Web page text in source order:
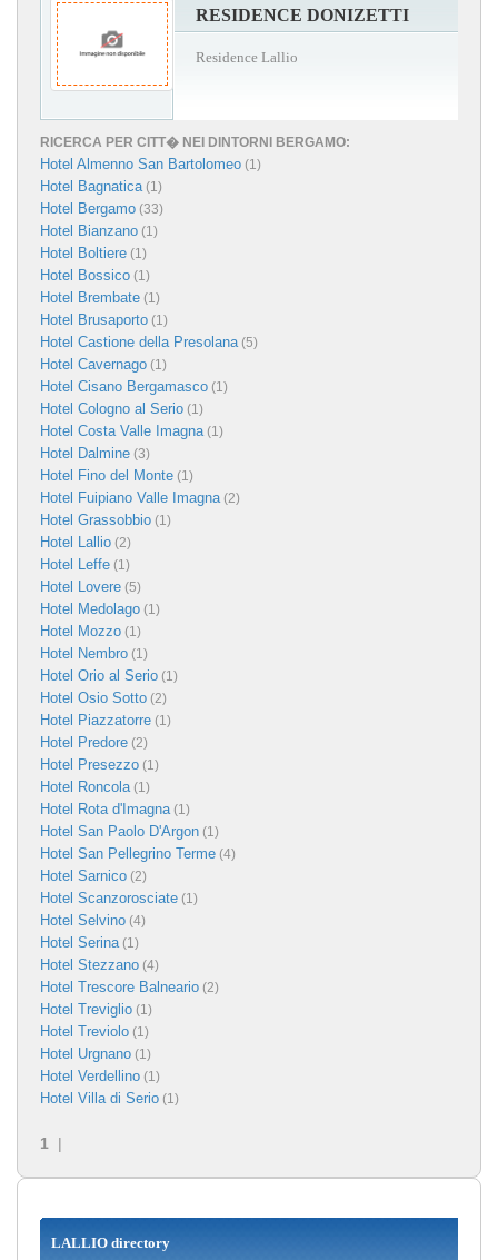
RESIDENCE DONIZETTI
Residence Lallio
RICERCA PER CITT� NEI DINTORNI BERGAMO:
Hotel Almenno San Bartolomeo (1)
Hotel Bagnatica(1)
Hotel Bergamo (33)
Hotel Bianzano (1)
Hotel Boltiere (1)
Hotel Bossico (1)
Hotel Brembate (1)
Hotel Brusaporto (1)
Hotel Castione della Presolana(5)
Hotel Cavernago (1)
Hotel Cisano Bergamasco (1)
Hotel Cologno al Serio (1)
Hotel Costa Valle Imagna(1)
Hotel Dalmine (3)
Hotel Fino del Monte (1)
Hotel Fuipiano Valle Imagna(2)
Hotel Grassobbio (1)
Hotel Lallio (2)
Hotel Leffe (1)
Hotel Lovere (5)
Hotel Medolago (1)
Hotel Mozzo (1)
Hotel Nembro (1)
Hotel Orio al Serio (1)
Hotel Osio Sotto (2)
Hotel Piazzatorre (1)
Hotel Predore (2)
Hotel Presezzo (1)
Hotel Roncola(1)
Hotel Rota d'Imagna(1)
Hotel San Paolo D'Argon (1)
Hotel San Pellegrino Terme (4)
Hotel Sarnico (2)
Hotel Scanzorosciate (1)
Hotel Selvino (4)
Hotel Serina(1)
Hotel Stezzano (4)
Hotel Trescore Balneario (2)
Hotel Treviglio (1)
Hotel Treviolo (1)
Hotel Urgnano (1)
Hotel Verdellino (1)
Hotel Villa di Serio (1)
1 |
LALLIO directory